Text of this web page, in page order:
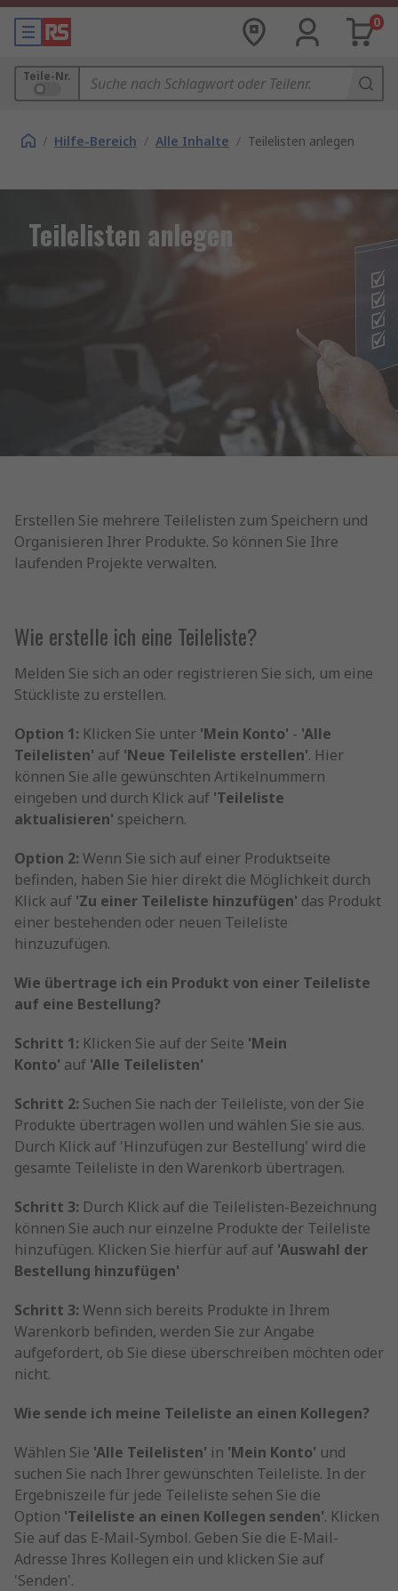
0
Teile-Nr.
/ Hilfe-Bereich / Alle Inhalte / Teilelisten anlegen
Teilelisten anlegen
Erstellen Sie mehrere Teilelisten zum Speichern und
Organisieren Ihrer Produkte. So können Sie Ihre
laufenden Projekte verwalten.
Wie erstelle ich eine Teileliste?
Melden Sie sich an oder registrieren Sie sich, um eine
Stückliste zu erstellen.
Option 1: Klicken Sie unter 'Mein Konto' - 'Alle
Teilelisten' auf 'Neue Teileliste erstellen'. Hier
können Sie alle gewünschten Artikelnummern
eingeben und durch Klick auf 'Teileliste
aktualisieren' speichern.
Option 2: Wenn Sie sich auf einer Produktseite
befinden, haben Sie hier direkt die Möglichkeit durch
Klick auf 'Zu einer Teileliste hinzufügen' das Produkt
einer bestehenden oder neuen Teileliste
hinzuzufügen.
Wie übertrage ich ein Produkt von einer Teileliste
auf eine Bestellung?
Schritt 1: Klicken Sie auf der Seite 'Mein
Konto' auf 'Alle Teilelisten'
Schritt 2: Suchen Sie nach der Teileliste, von der Sie
Produkte übertragen wollen und wählen Sie sie aus.
Durch Klick auf 'Hinzufügen zur Bestellung' wird die
gesamte Teileliste in den Warenkorb übertragen.
Schritt 3: Durch Klick auf die Teilelisten-Bezeichnung
können Sie auch nur einzelne Produkte der Teileliste
hinzufügen. Klicken Sie hierfür auf auf 'Auswahl der
Bestellung hinzufügen'
Schritt 3: Wenn sich bereits Produkte in Ihrem
Warenkorb befinden, werden Sie zur Angabe
aufgefordert, ob Sie diese überschreiben möchten oder
nicht.
Wie sende ich meine Teileliste an einen Kollegen?
Wählen Sie 'Alle Teilelisten' in 'Mein Konto' und
suchen Sie nach Ihrer gewünschten Teileliste. In der
Ergebniszeile für jede Teileliste sehen Sie die
Option 'Teileliste an einen Kollegen senden'. Klicken
Sie auf das E-Mail-Symbol. Geben Sie die E-Mail-
Adresse Ihres Kollegen ein und klicken Sie auf
'Senden'.